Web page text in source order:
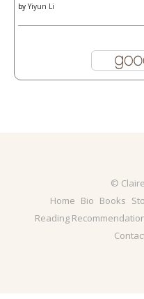
by Yiyun Li
©
Home Bio Books
Reading